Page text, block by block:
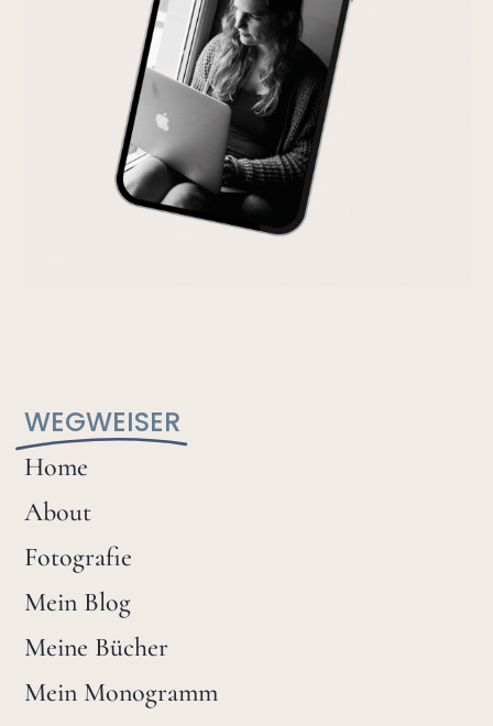
WEGWEISER
Home
About
Fotografie
Mein Blog
Meine Bücher
Mein Monogramm